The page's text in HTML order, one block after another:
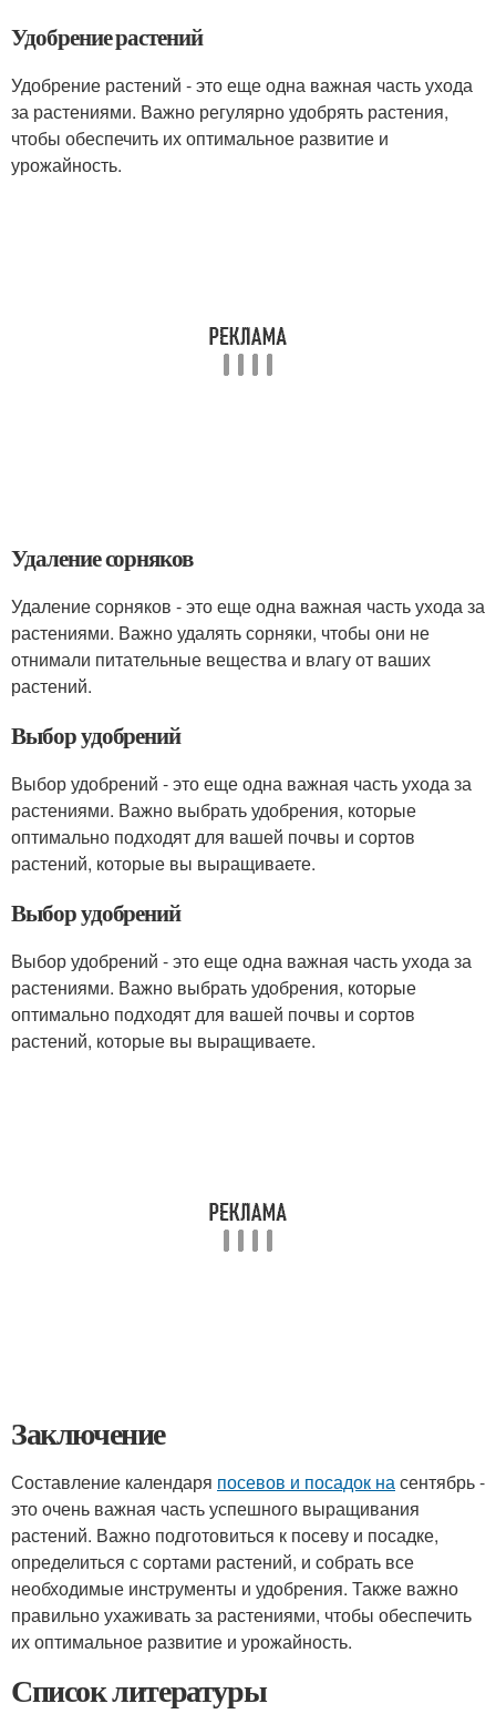
Удобрение растений
Удобрение растений - это еще одна важная часть ухода
за растениями. Важно регулярно удобрять растения,
чтобы обеспечить их оптимальное развитие и
урожайность.
Удаление сорняков
Удаление сорняков - это еще одна важная часть ухода за
растениями. Важно удалять сорняки, чтобы они не
отнимали питательные вещества и влагу от ваших
растений.
Выбор удобрений
Выбор удобрений - это еще одна важная часть ухода за
растениями. Важно выбрать удобрения, которые
оптимально подходят для вашей почвы и сортов
растений, которые вы выращиваете.
Выбор удобрений
Выбор удобрений - это еще одна важная часть ухода за
растениями. Важно выбрать удобрения, которые
оптимально подходят для вашей почвы и сортов
растений, которые вы выращиваете.
Заключение
Составление календаря посевов и посадок насентябрь -
это очень важная часть успешного выращивания
растений. Важно подготовиться к посеву и посадке,
определиться с сортами растений, и собрать все
необходимые инструменты и удобрения. Также важно
правильно ухаживать за растениями, чтобы обеспечить
их оптимальное развитие и урожайность.
Список литературы